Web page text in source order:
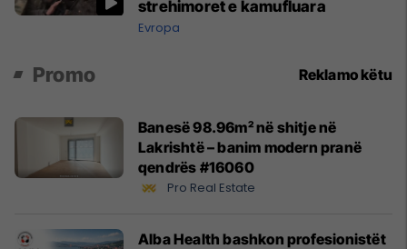
strehimoret e kamufluara
Evropa
Promo Reklamo këtu
Banesë 98.96m² në shitje në
Lakrishtë – banim modern pranë
qendrës #16060
Pro Real Estate
Alba Health bashkon profesionistët